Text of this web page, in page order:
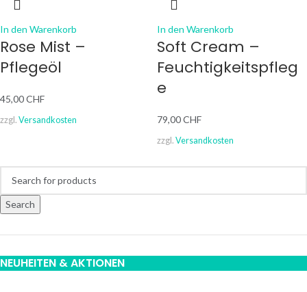
Search
NEUHEITEN & AKTIONEN
In den Warenkorb
Rose Mist –
Pflegeöl
45,00CHF
zzgl. Versandkosten
In den Warenkorb
Soft Cream –
Feuchtigkeitspfleg
e
79,00CHF
zzgl. Versandkosten